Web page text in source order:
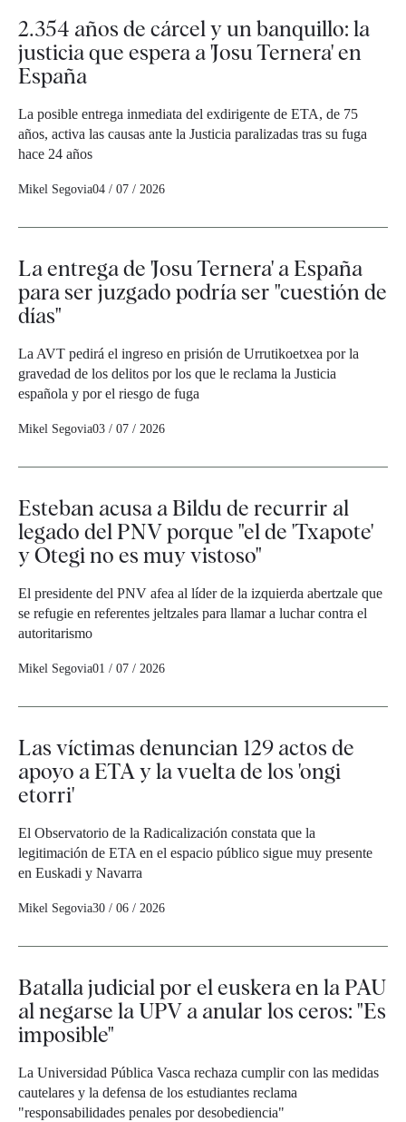
2.354 años de cárcel y un banquillo: la
justicia que espera a 'Josu Ternera' en
España
La posible entrega inmediata del exdirigente de ETA, de 75
años, activa las causas ante la Justicia paralizadas tras su fuga
hace 24 años
Mikel Segovia04 / 07 / 2026
La entrega de 'Josu Ternera' a España
para ser juzgado podría ser "cuestión de
días"
La AVT pedirá el ingreso en prisión de Urrutikoetxea por la
gravedad de los delitos por los que le reclama la Justicia
española y por el riesgo de fuga
Mikel Segovia03 / 07 / 2026
Esteban acusa a Bildu de recurrir al
legado del PNV porque "el de 'Txapote'
y Otegi no es muy vistoso"
El presidente del PNV afea al líder de la izquierda abertzale que
se refugie en referentes jeltzales para llamar a luchar contra el
autoritarismo
Mikel Segovia01 / 07 / 2026
Las víctimas denuncian 129 actos de
apoyo a ETA y la vuelta de los 'ongi
etorri'
El Observatorio de la Radicalización constata que la
legitimación de ETA en el espacio público sigue muy presente
en Euskadi y Navarra
Mikel Segovia30 / 06 / 2026
Batalla judicial por el euskera en la PAU
al negarse la UPV a anular los ceros: "Es
imposible"
La Universidad Pública Vasca rechaza cumplir con las medidas
cautelares y la defensa de los estudiantes reclama
"responsabilidades penales por desobediencia"